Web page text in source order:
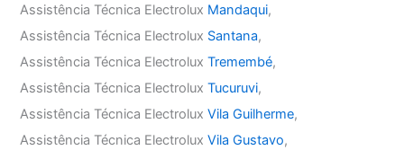
Assistência Técnica Electrolux Mandaqui,
Assistência Técnica Electrolux Santana,
Assistência Técnica ElectroluxTremembé,
Assistência Técnica ElectroluxTucuruvi,
Assistência Técnica ElectroluxVila Guilherme,
Assistência Técnica ElectroluxVila Gustavo,